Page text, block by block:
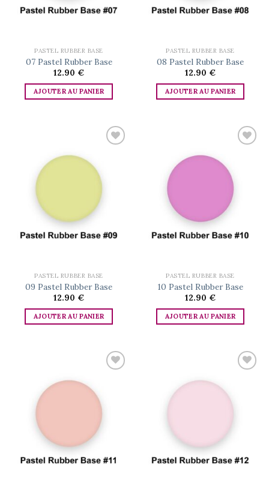
PASTEL RUBBER BASE
07 Pastel Rubber Base
12.90 €
AJOUTER AU PANIER
PASTEL RUBBER BASE
08 Pastel Rubber Base
12.90 €
AJOUTER AU PANIER
Add to
wishlist
PASTEL RUBBER BASE
09 Pastel Rubber Base
12.90 €
AJOUTER AU PANIER
wishlist
PASTEL RUBBER BASE
10 Pastel Rubber Base
12.90 €
AJOUTER AU PANIER
wishlist